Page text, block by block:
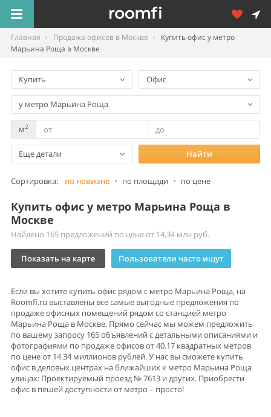
Главная Продажа офисов в Москве
Купить офис у метро
Марьина Роща в Москве
Купить Офис
у метро Марьина Роща
м2
Еще детали Найти
Сортировка: по новизне • по площади • по цене
Купить офис у метро Марьина Роща в
Москве
Найдено 165 предложений по цене от 14,34 млн руб.
Показать на карте Пользователи часто ищут
Если вы хотите купить офис рядом с метро Марьина Роща, на
Roomfi.ru выставлены все самые выгодные предложения по
продаже офисных помещений рядом со станцией метро
Марьина Роща в Москве. Прямо сейчас мы можем предложить
по вашему запросу 165 объявлений с детальными описаниями и
фотографиями по продаже офисов от 40.17 квадратных метров
по цене от 14.34 миллионов рублей. У нас вы сможете купить
офис в деловых центрах на ближайших к метро Марьина Роща
улицах: Проектируемый проезд № 7613 и других. Приобрести
офис в пешей доступности от метро – просто!